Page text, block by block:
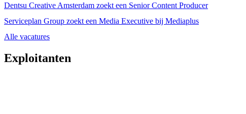
Dentsu Creative Amsterdam zoekt een Senior Content Producer
Serviceplan Group zoekt een Media Executive bij Mediaplus
Alle vacatures
Exploitanten